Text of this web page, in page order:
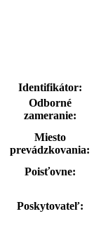
Identifikátor:
Odborné
zameranie:
Miesto
prevádzkovania:
Poisťovne:
Poskytovateľ: